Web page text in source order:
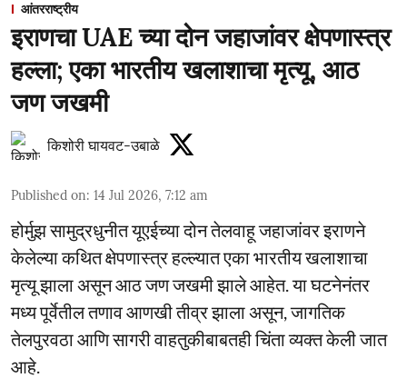
आंतरराष्ट्रीय
इराणचा UAE च्या दोन जहाजांवर क्षेपणास्त्र
हल्ला; एका भारतीय खलाशाचा मृत्यू, आठ
जण जखमी
किशोरी घायवट-उबाळे
Published on: 14 Jul 2026, 7:12 am
होर्मुझ सामुद्रधुनीत यूएईच्या दोन तेलवाहू जहाजांवर इराणने
केलेल्या कथित क्षेपणास्त्र हल्ल्यात एका भारतीय खलाशाचा
मृत्यू झाला असून आठ जण जखमी झाले आहेत. या घटनेनंतर
मध्य पूर्वेतील तणाव आणखी तीव्र झाला असून, जागतिक
तेलपुरवठा आणि सागरी वाहतुकीबाबतही चिंता व्यक्त केली जात
आहे.